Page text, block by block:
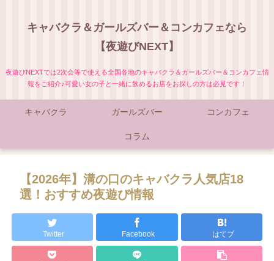
キャバクラ＆ガールズバー＆コンカフェなら
【夜遊びNEXT】
夜遊びNEXTでは2次会等で使える全国各地のキャバクラ＆ガールズバー＆コンカフェ情
報をご紹介♪可愛い女の子と一緒に飲めるお店をお探しの方は必見です！
キャバクラ ガールズバー コンカフェ
コラム
【2026年】溝の口のキャバクラ人気店18
選！おすすめ夜遊び情報
Twitter Facebook はてブ